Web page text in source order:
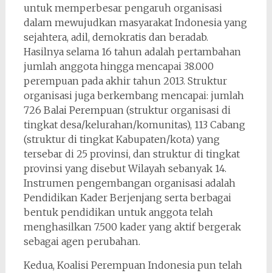
untuk memperbesar pengaruh organisasi
dalam mewujudkan masyarakat Indonesia yang
sejahtera, adil, demokratis dan beradab.
Hasilnya selama 16 tahun adalah pertambahan
jumlah anggota hingga mencapai 38.000
perempuan pada akhir tahun 2013. Struktur
organisasi juga berkembang mencapai: jumlah
726 Balai Perempuan (struktur organisasi di
tingkat desa/kelurahan/komunitas), 113 Cabang
(struktur di tingkat Kabupaten/kota) yang
tersebar di 25 provinsi, dan struktur di tingkat
provinsi yang disebut Wilayah sebanyak 14.
Instrumen pengembangan organisasi adalah
Pendidikan Kader Berjenjang serta berbagai
bentuk pendidikan untuk anggota telah
menghasilkan 7.500 kader yang aktif bergerak
sebagai agen perubahan.
Kedua, Koalisi Perempuan Indonesia pun telah